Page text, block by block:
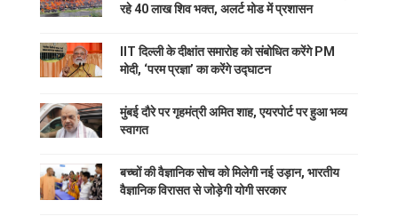
रहे 40 लाख शिव भक्त, अलर्ट मोड में प्रशासन
IIT दिल्ली के दीक्षांत समारोह को संबोधित करेंगे PM
मोदी, ‘परम प्रज्ञा’ का करेंगे उद्घाटन
मुंबई दौरे पर गृहमंत्री अमित शाह, एयरपोर्ट पर हुआ भव्य
स्वागत
बच्चों की वैज्ञानिक सोच को मिलेगी नई उड़ान, भारतीय
वैज्ञानिक विरासत से जोड़ेगी योगी सरकार